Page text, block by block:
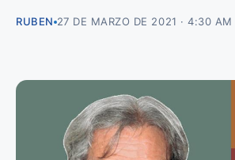
RUBEN 27 DE MARZO DE 2021 · 4:30 AM